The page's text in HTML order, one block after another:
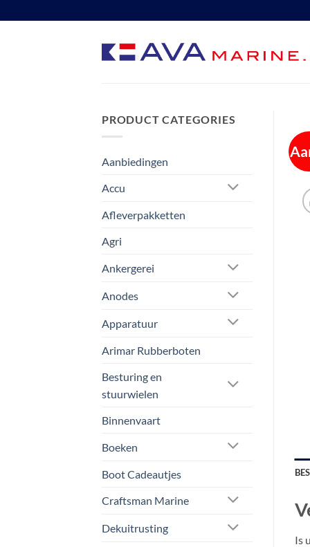
naar
PRODUCT CATEGORIES
Aanbiedingen
Accu
Afleverpakketten
Agri
Ankergerei
Anodes
Apparatuur
Arimar Rubberboten
Besturing en
stuurwielen
Binnenvaart
Boeken
Boot Cadeautjes
Craftsman Marine
Dekuitrusting
Is